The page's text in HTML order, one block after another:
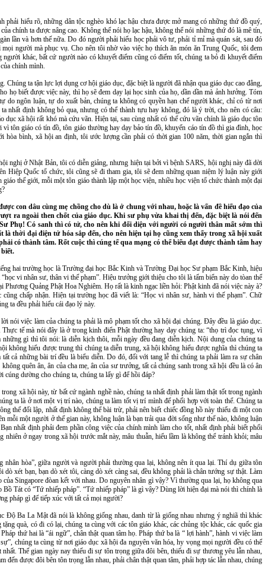
hiểu rõ, những dân tộc nghèo khó lạc hậu chưa được mở mang có những thứ đồ quý,
chính ta được nâng cao. Không thể nói họ lạc hậu, không thể nói những thứ đó là mê tín,
lần và hơn thế nữa. Do đó người phải hiếu học phải vô tư, phải tỉ mỉ mà quán sát, sau đó
người mà phục vụ. Cho nên tôi nhờ vào việc họ thích ăn món ăn Trung Quốc, tôi đem
khác, bất cứ người nào có khuyết điểm cũng có điểm tốt, chúng ta bỏ đi khuyết điểm
chính mình.
Chúng ta tận lực lợi dụng cơ hội giáo dục, đặc biệt là người đã nhận qua giáo dục cao đẳng,
họ biết được việc này, thì họ sẽ đem dạy lại học sinh của họ, dần dần mà ảnh hưởng. Tóm
do ngôn luận, tự do xuất bản, chúng ta không có quyền hạn chế người khác, chỉ có từ nơi
nhất định không bỏ qua, nhưng có thể thành tựu hay không, đó là ý trời, cho nên có câu:
xã hội rất khó mà cứu vãn. Hiện tại, sau cùng nhất có thể cứu vãn chính là giáo dục tôn
tôn giáo có tín đồ, tôn giáo thường hay dạy bảo tín đồ, khuyến cáo tín đồ thì gia đình, học
bình, xã hội an định, tôi ước lượng cần phải có thời gian 100 năm, thời gian ngắn thì
nghị ở Nhật Bản, tôi có diễn giảng, nhưng hiện tại bởi vì bệnh SARS, hội nghị này đã dời
Hiệp Quốc tổ chức, tôi cũng sẽ đi tham gia, tôi sẽ đem những quan niệm lý luận này giới
thế giới, mỗi một tôn giáo thành lập một học viện, nhiều học viện tổ chức thành một đại
con dâu cùng mẹ chồng cho dù là ở chung với nhau, hoặc là vấn đề hiếu đạo của
ra ngoài then chốt của giáo dục. Khi sư phụ vừa khai thị đến, đặc biệt là nói đến
Phụ! Có sanh thì có tử, cho nên khi đối diện với người có người thân mất sớm thì
thời đại điện tử hóa sắp đến, cho nên hiện tại họ cũng xem thấy trong xã hội xuất
có thành tâm. Rốt cuộc thì cúng tế qua mạng có thể biểu đạt được thành tâm hay
hai trường học là Trường đại học Bắc Kinh và Trường Đại học Sư phạm Bắc Kinh, hiệu
vi nhân sư, thân vi thế phạm”. Hiệu trưởng giới thiệu cho tôi là tấm biển này do tòan thể
Quảng Phật Hoa Nghiêm. Họ rất là kinh ngạc liền hỏi: Phật kinh đã nói việc này à?
chấp nhận. Hiện tại trường học đã viết là: “Học vi nhân sư, hành vi thế phạm”. Chữ
ta đều phải hiểu cái đạo lý này.
nói việc làm của chúng ta phải là mô phạm tốt cho xã hội đại chúng. Đây đều là giáo dục.
tế mà nói đây là ở trong kinh điển Phật thường hay dạy chúng ta: “thọ trì đọc tụng, vì
gì thì tôi nói: là diễn kịch thôi, mỗi ngày đều đang diễn kịch. Nội dung của chúng ta
không hiểu được trung thì chúng ta diễn trung, xã hội không hiểu được nghĩa thì chúng ta
cả những bài trí đều là biểu diễn. Do đó, đối với tang lễ thì chúng ta phải làm ra sự chân
quên ân, ân của cha mẹ, ân của sư trưởng, tất cả chúng sanh trong xã hội đều là có ân
cúng dường cho chúng ta, chúng ta lấy gì để hồi đáp?
xã hội này, từ bất cứ ngành nghề nào, chúng ta nhất định phải làm thật tốt trong ngành
ta là ở nơi một vị trí nào, chúng ta làm tốt vị trí mình để phối hợp với toàn thể. Chúng ta
thể đối lập, nhất định không thể bài trừ, phải nên biết chiếc đồng hồ này thiếu đi một con
một người ở thế gian này, không luận là bạn trải qua đời sống như thế nào, không luận
nhất định phải đem phần công việc của chính mình làm cho tốt, nhất định phải biết phối
ở ngay trong xã hội trước mắt này, mâu thuẫn, hiểu lầm là không thể tránh khỏi; mâu
hòa”, giữa người và người phải thường qua lại, không nên ít qua lại. Thí dụ giữa tôn
xét bạn, bạn dò xét tôi, càng dò xét càng sai, đều không phải là chân tướng sự thật. Làm
Singapore đòan kết với nhau. Do nguyên nhân gì vậy? Vì thường qua lại, họ không qua
Tát có “Tứ nhiếp pháp”. “Tứ nhiếp pháp” là gì vậy? Dùng lời hiện đại mà nói thì chính là
pháp gì để tiếp xúc với tất cả mọi người?
Ba La Mật đã nói là không giống nhau, danh từ là giống nhau nhưng ý nghiã thì khác
quà, có đi có lại, chúng ta cùng với các tôn giáo khác, các chủng tộc khác, các quốc gia
thứ hai là “ái ngữ”, chân thật quan tâm họ. Pháp thứ ba là “ lợi hành”, hành vi việc làm
chúng ta cùng từ nơi giáo dục xã hội đa nguyên văn hóa, hy vọng mọi người đều có thể
Thế gian ngày nay thiếu đi sự tôn trọng giữa đôi bên, thiếu đi sự thương yêu lẫn nhau,
được đôi bên tôn trọng lẫn nhau, phải chân thật quan tâm, phải hợp tác lẫn nhau, chúng